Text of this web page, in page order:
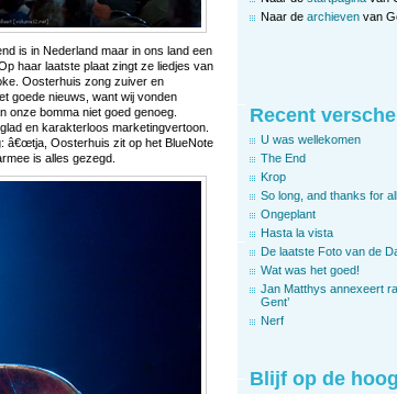
is in Nederland maar in ons land een
haar laatste plaat zingt ze liedjes van
Oosterhuis zong zuiver en
goede nieuws, want wij vonden
onze bomma niet goed genoeg.
en karakterloos marketingvertoon.
â€œtja, Oosterhuis zit op het BlueNote
is alles gezegd.
Naar de archieven van
Recent
U was wellekomen
The End
Krop
So long, and thanks for
Ongeplant
Hasta la vista
De laatste Foto van de
Wat was het goed!
Jan Matthys annexeert
Gent’
Nerf
Blijf op de